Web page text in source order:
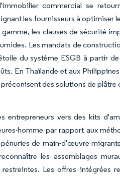
commercial se
les fournisseurs à optimiser
les clauses de sécurité
Les mandats de
du système ESGB à partir
En Thaïlande et aux
des solutions de plâtre
vers des kits
homme par rapport aux
de main-d'œuvre
les assemblages
Les offres intégrées